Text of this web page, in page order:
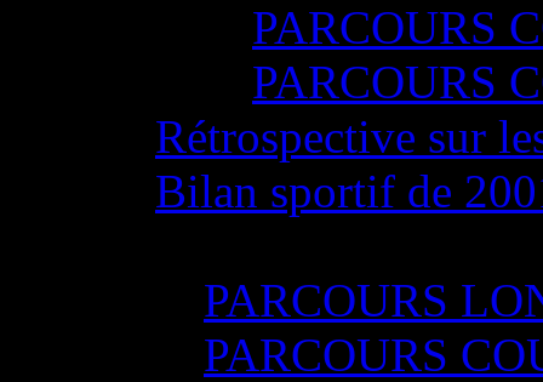
PARCOURS
PARCOURS
Rétrospective sur
Bilan sportif de
PARCOURS
PARCOURS